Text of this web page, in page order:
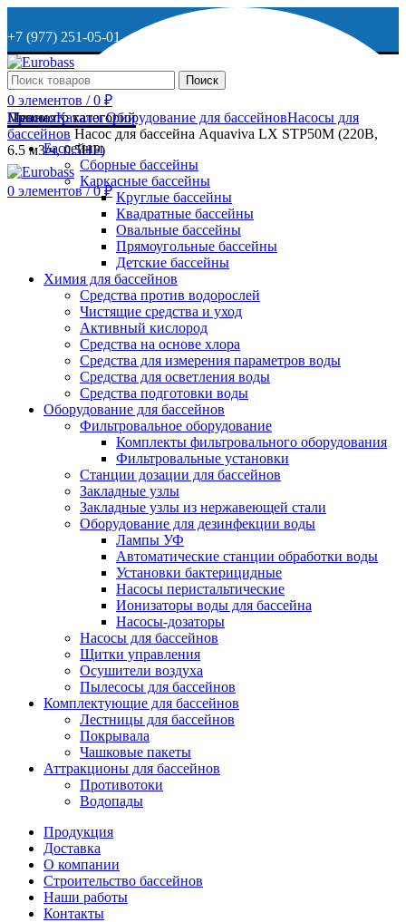
+7 (977) 251-05-01
+7 (929) 615-63-95
МО, г. Дмитров, ул. Веретенникова, д. 9
ОСТАВИТЬ ЗАЯВКУ
+7 (977) 251-05-01
Поиск
0 элементов / 0 ₽
Меню
0 элементов / 0₽
Просмотр категорий
Бассейны
Сборные бассейны
Каркасные бассейны
Круглые бассейны
Квадратные бассейны
Овальные бассейны
Прямоугольные бассейны
Детские бассейны
Химия для бассейнов
Средства против водорослей
Чистящие средства и уход
Активный кислород
Средства на основе хлора
Средства для измерения параметров воды
Средства для осветления воды
Средства подготовки воды
Оборудование для бассейнов
Фильтровальное оборудование
Комплекты фильтровального оборудования
Фильтровальные установки
Станции дозации для бассейнов
Закладные узлы
Закладные узлы из нержавеющей стали
Оборудование для дезинфекции воды
Лампы УФ
Автоматические станции обработки воды
Установки бактерицидные
Насосы перистальтические
Ионизаторы воды для бассейна
Насосы-дозаторы
Насосы для бассейнов
Щитки управления
Осушители воздуха
Пылесосы для бассейнов
Комплектующие для бассейнов
Лестницы для бассейнов
Покрывала
Чашковые пакеты
Аттракционы для бассейнов
Противотоки
Водопады
Продукция
Доставка
О компании
Строительство бассейнов
Наши работы
Контакты
ГлавнаяКаталогОборудование для бассейновНасосы для
бассейнов Насос для бассейна Aquaviva LX STP50M (220В,
6.5 м3/ч, 0.5HP)